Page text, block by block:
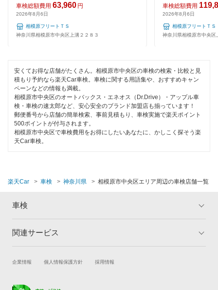
夜間受付
整備保証
キグナス車検
ホリデー車検
オートビークル車検
出光興産「らくらく安心車検」
トヨタディーラー
ベアーズ車検
閉じる
車検総額費用 63,960 円
2026年8月6日
相模原フリートＴＳ
神奈川県相模原市中央区上溝２２８３
車検総額費用
2026年8月6日
相模原フリートＴＳ
神奈川県相模原市中央区
安くてお得な店舗がたくさん。相模原市中央区の車検の検索・比較と見
積もり予約なら楽天Car車検。車検に関する用語集や、おすすめキャン
ペーンなどの情報も満載。
相模原市中央区のオートバックス・エネオス（Dr.Drive）・アップル車
検・車検の速太郎など、安心安全のブランド加盟店も揃っています！
郵便番号から店舗の簡単検索、事前見積もり、車検実施で楽天ポイント
500ポイントが付与されます。
相模原市中央区で車検費用をお得にしたいあなたに、かしこく探そう楽
天Car車検。
楽天Car 車検 神奈川県 相模原市中央区エリア周辺の車検店舗一覧
車検
トップ
車検の基礎知識 キャンペーン一覧
関連サービス
試乗・商談 新車購入
企業情報 個人情報保護方針 採用情報